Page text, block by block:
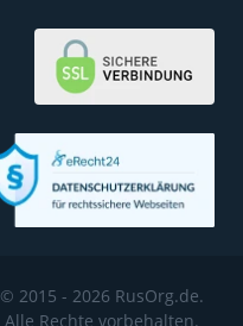
© 2015 - 2026 RusOrg.de.
Alle Rechte vorbehalten.